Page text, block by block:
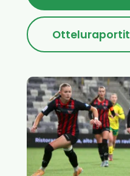
Otteluraportit